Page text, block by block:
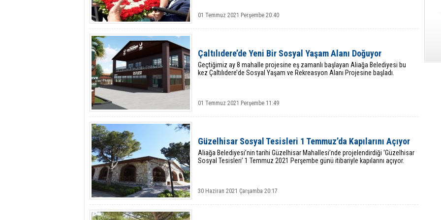
01 Temmuz 2021 Perşembe 20:40
Çaltılıdere’de Yeni Bir Sosyal Yaşam Alanı Doğuyor
Geçtiğimiz ay 8 mahalle projesine eş zamanlı başlayan Aliağa Belediyesi bu
kez Çaltılıdere’de Sosyal Yaşam ve Rekreasyon Alanı Projesine başladı.
01 Temmuz 2021 Perşembe 11:49
Güzelhisar Sosyal Tesisleri 1 Temmuz’da Kapılarını Açıyor
Aliağa Belediyesi’nin tarihi Güzelhisar Mahallesi’nde projelendirdiği ‘Güzelhisar
Sosyal Tesisleri’ 1 Temmuz 2021 Perşembe günü itibariyle kapılarını açıyor.
30 Haziran 2021 Çarşamba 20:17